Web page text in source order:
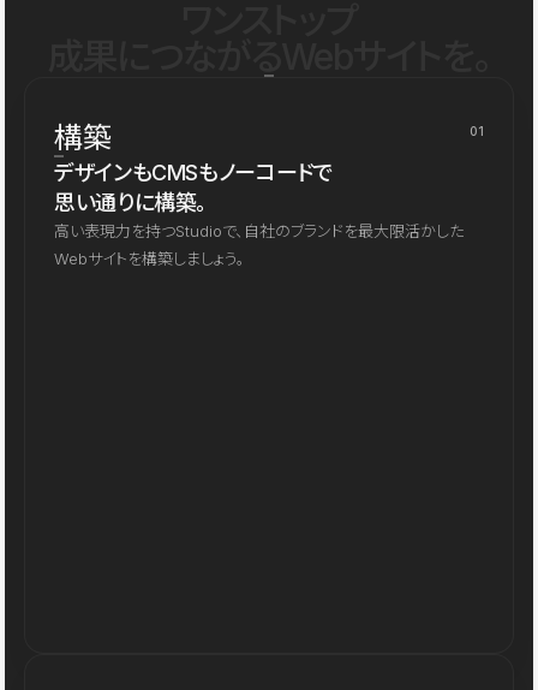
構築 01
デザインもCMSもノーコードで
思い通りに構築。
高い表現力を持つStudioで、自社のブランドを最大限活かした
Webサイトを構築しましょう。